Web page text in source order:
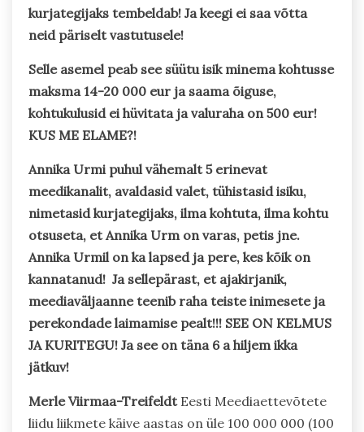
kurjategijaks tembeldab! Ja keegi ei saa võtta
neid päriselt vastutusele!
Selle asemel peab see süütu isik minema kohtusse
maksma 14-20 000 eur ja saama õiguse,
kohtukulusid ei hüvitata ja valuraha on 500 eur!
KUS ME ELAME?!
Annika Urmi puhul vähemalt 5 erinevat
meedikanalit, avaldasid valet, tühistasid isiku,
nimetasid kurjategijaks, ilma kohtuta, ilma kohtu
otsuseta, et Annika Urm on varas, petis jne.
Annika Urmil on ka lapsed ja pere, kes kõik on
kannatanud! Ja sellepärast, et ajakirjanik,
meediaväljaanne teenib raha teiste inimesete ja
perekondade laimamise pealt!!! SEE ON KELMUS
JA KURITEGU! Ja see on täna 6 a hiljem ikka
jätkuv!
Merle Viirmaa-Treifeldt Eesti Meediaettevõtete
liidu liikmete käive aastas on üle 100 000 000 (100